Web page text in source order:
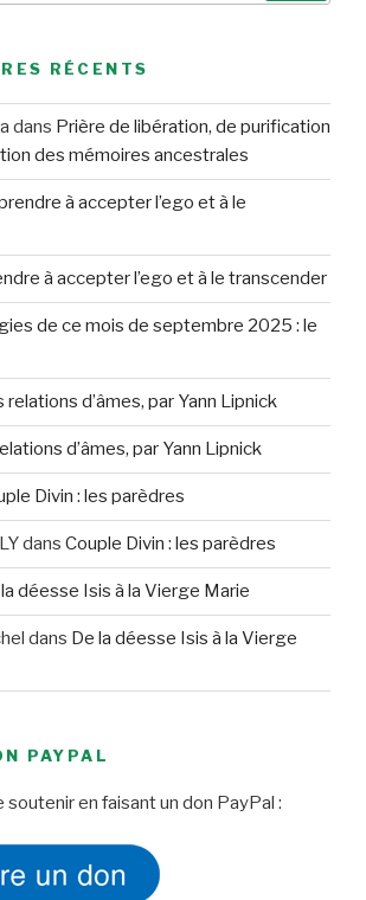
RÉCENTS
dans Prière de libération, de purification
des mémoires ancestrales
à accepter l’ego et à le
à accepter l’ego et à le transcender
de ce mois de septembre 2025 : le
relations d’âmes, par Yann Lipnick
d’âmes, par Yann Lipnick
Divin : les parèdres
dans Couple Divin : les parèdres
la déesse Isis à la Vierge Marie
dans De la déesse Isis à la Vierge
PAYPAL
soutenir en faisant un don PayPal :